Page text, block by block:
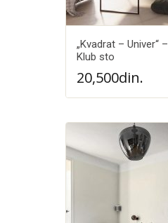
„Kvadrat – Univer“ –
Klub sto
20,500din.